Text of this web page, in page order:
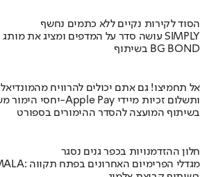
הסוד לקירות נקיים ללא כתמים נחשף
מומחה BG BOND עושה סדר על המדפים ומציג את מותג הצבע SIMPLY
בשיתוף BG BOND
אל תחמיצו! גם אתם יכולים להרוויח מהמונדיאל
יחסי הימור משופרים, הפקדות ב-Apple Pay ותשלום זכיות מיידי
בשיתוף המועצה להסדר ההימורים בספורט
חלון ההזדמנויות בכפר גנים נסגר
קבוצת אלמוג מציגה את פרויקט MALA: מגדלי הפרימיום האחרונים בפתח תקווה